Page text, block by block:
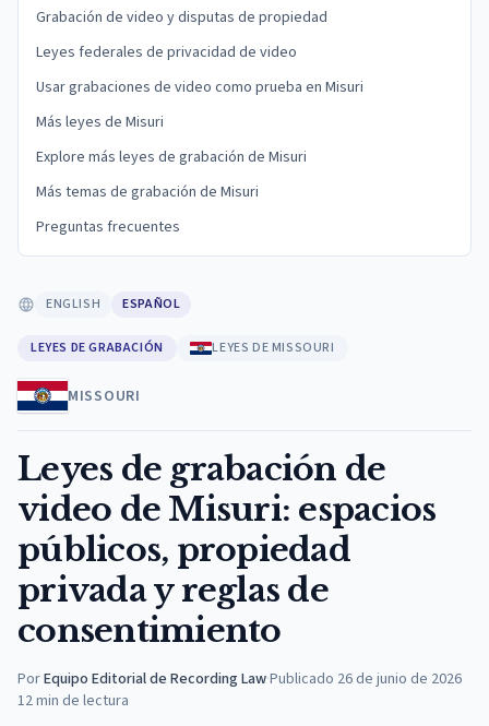
Grabación de video y disputas de propiedad
Leyes federales de privacidad de video
Usar grabaciones de video como prueba en Misuri
Más leyes de Misuri
Explore más leyes de grabación de Misuri
Más temas de grabación de Misuri
Preguntas frecuentes
ENGLISH ESPAÑOL
LEYES DE GRABACIÓN LEYES DE MISSOURI
MISSOURI
Leyes de grabación de
video de Misuri: espacios
públicos, propiedad
privada y reglas de
consentimiento
PorEquipo Editorial de Recording Law·Publicado 26 de junio de 2026
12min de lectura